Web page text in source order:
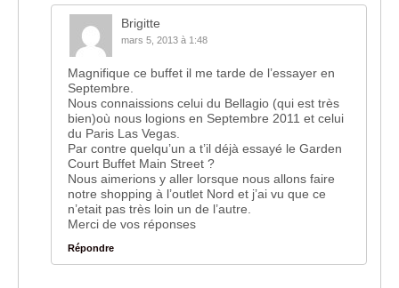
Brigitte
mars 5, 2013 à 1:48
Magnifique ce buffet il me tarde de l’essayer en
Septembre.
Nous connaissions celui du Bellagio (qui est très
bien)où nous logions en Septembre 2011 et celui
du Paris Las Vegas.
Par contre quelqu’un a t’il déjà essayé le Garden
Court Buffet Main Street ?
Nous aimerions y aller lorsque nous allons faire
notre shopping à l’outlet Nord et j’ai vu que ce
n’etait pas très loin un de l’autre.
Merci de vos réponses
Répondre